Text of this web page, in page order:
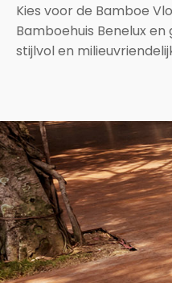
Kies voor de Bamboe
Bamboehuis Benelux
stijlvol en